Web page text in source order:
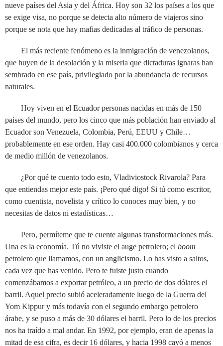
nueve países del Asia y del África. Hoy son 32 los países a los que
se exige visa, no porque se detecta alto número de viajeros sino
porque se nota que hay mafias dedicadas al tráfico de personas.
El más reciente fenómeno es la inmigración de venezolanos,
que huyen de la desolación y la miseria que dictaduras ignaras han
sembrado en ese país, privilegiado por la abundancia de recursos
naturales.
Hoy viven en el Ecuador personas nacidas en más de 150
países del mundo, pero los cinco que más población han enviado al
Ecuador son Venezuela, Colombia, Perú, EEUU y Chile…
probablemente en ese orden. Hay casi 400.000 colombianos y cerca
de medio millón de venezolanos.
¿Por qué te cuento todo esto, Vladiviostock Rivarola? Para
que entiendas mejor este país. ¡Pero qué digo! Si tú como escritor,
como cuentista, novelista y crítico lo conoces muy bien, y no
necesitas de datos ni estadísticas…
Pero, permíteme que te cuente algunas transformaciones más.
Una es la economía. Tú no viviste el auge petrolero; el boom
petrolero que llamamos, con un anglicismo. Lo has visto a saltos,
cada vez que has venido. Pero te fuiste justo cuando
comenzábamos a exportar petróleo, a un precio de dos dólares el
barril. Aquel precio subió aceleradamente luego de la Guerra del
Yom Kippur y más todavía con el segundo embargo petrolero
árabe, y se puso a más de 30 dólares el barril. Pero lo de los precios
nos ha traído a mal andar. En 1992, por ejemplo, eran de apenas la
mitad de esa cifra, es decir 16 dólares, y hacia 1998 cayó a menos